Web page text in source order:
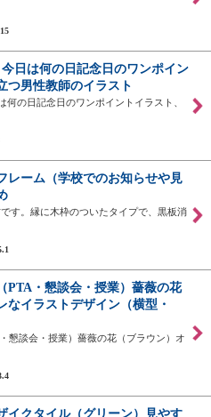
日は何の日記念日のワンポイン
つ男性教師のイラスト
何の日記念日のワンポイントイラスト、
レーム（学校でのお知らせや見
す。縁に木枠のついたタイプで、黒板消
PTA・懇談会・授業）薔薇の花
なイラストデザイン（横型・
懇談会・授業）薔薇の花（ブラウン）オ
イクタイル（グリーン）見やす